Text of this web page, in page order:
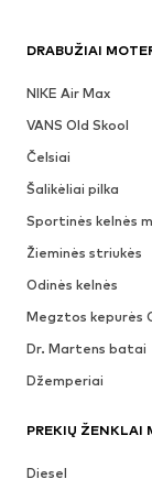
DRABUŽIAI
NIKE Air Max
VANS Old Skool
Čelsiai
Šalikėliai pilka
Sportinės kelnės
Žieminės striukės
Odinės kelnės
Megztos kepurės
Dr. Martens batai
Džemperiai
PREKIŲ ŽENKLAI
Diesel